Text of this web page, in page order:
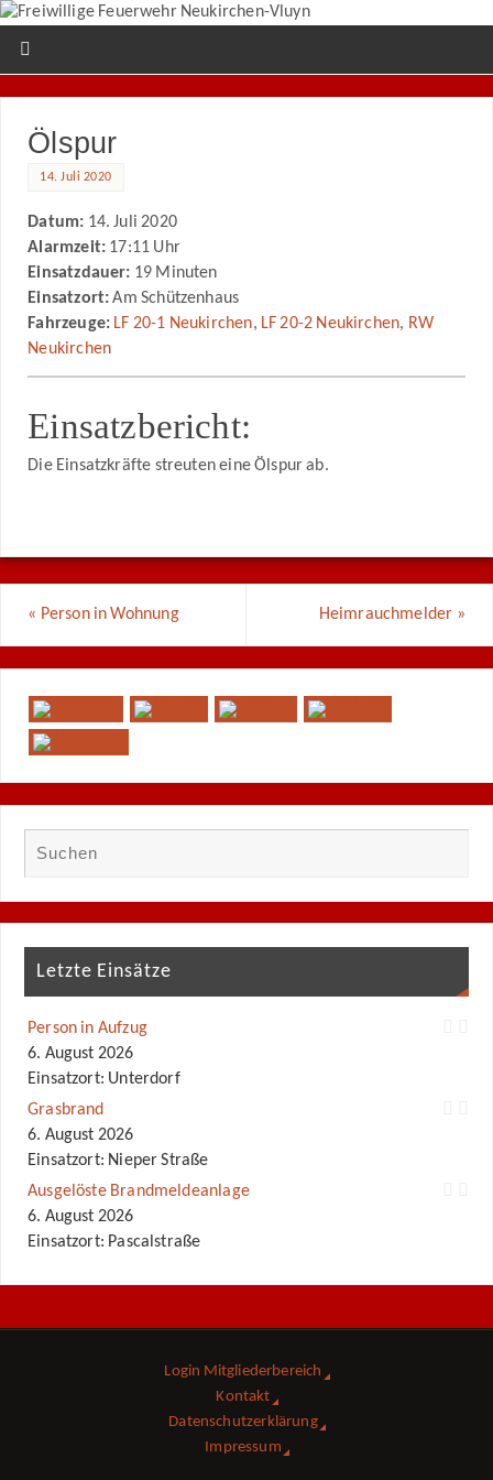
Ölspur
14. Juli 2020
Datum: 14. Juli 2020
Alarmzeit: 17:11 Uhr
Einsatzdauer: 19 Minuten
Einsatzort:Am Schützenhaus
Fahrzeuge: LF 20-1 Neukirchen, LF 20-2 Neukirchen, RW
Neukirchen
Einsatzbericht:
Die Einsatzkräfte streuten eine Ölspur ab.
« Person in Wohnung Heimrauchmelder »
Letzte Einsätze
Person in Aufzug
6. August 2026
Einsatzort: Unterdorf
Grasbrand
6. August 2026
Einsatzort: Nieper Straße
Ausgelöste Brandmeldeanlage
6. August 2026
Einsatzort: Pascalstraße
Login Mitgliederbereich
Kontakt
Datenschutzerklärung
Impressum